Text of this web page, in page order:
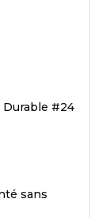
#24
sans